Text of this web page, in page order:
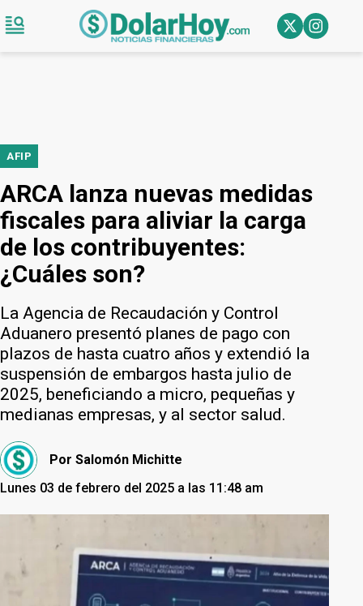
AFIP
ARCA lanza nuevas medidas
fiscales para aliviar la carga
de los contribuyentes:
¿Cuáles son?
La Agencia de Recaudación y Control
Aduanero presentó planes de pago con
plazos de hasta cuatro años y extendió la
suspensión de embargos hasta julio de
2025, beneficiando a micro, pequeñas y
medianas empresas, y al sector salud.
Por Salomón Michitte
Lunes 03 de febrero del 2025 a las 11:48 am